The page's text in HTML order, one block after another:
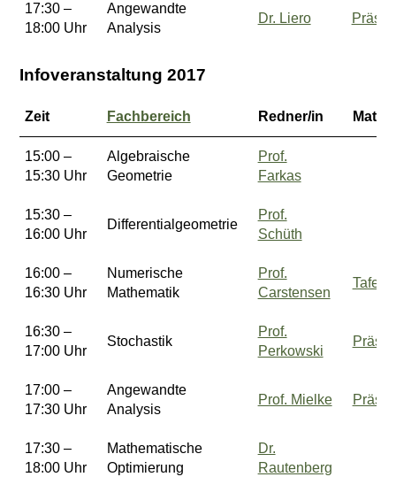
17:30 –
18:00 Uhr
Angewandte
Analysis
Dr. Liero
Infoveranstaltung 2017
Zeit Fachbereich Redner/in
15:00 –
15:30 Uhr
Algebraische
Geometrie
Prof.
Farkas
15:30 –
16:00 Uhr
Differentialgeometrie
Prof.
Schüth
16:00 –
16:30 Uhr
Numerische
Mathematik
Prof.
Carstensen
16:30 –
17:00 Uhr
Stochastik
Prof.
Perkowski
17:00 –
17:30 Uhr
Angewandte
Analysis
Prof. Mielke
17:30 –
18:00 Uhr
Mathematische
Optimierung
Dr.
Rautenberg